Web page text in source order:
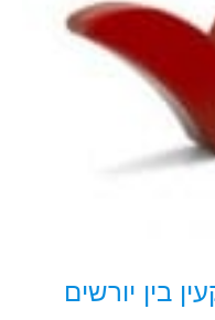
בין יורשים